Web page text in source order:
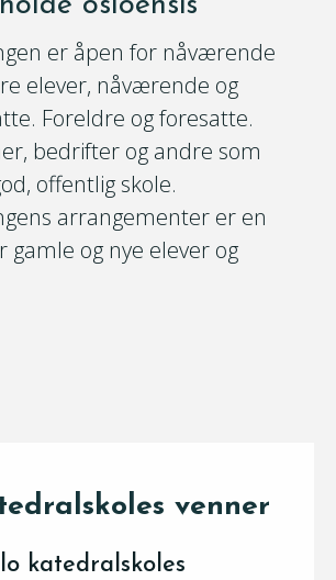
osloensis
er åpen for nåværende
elever, nåværende og
Foreldre og foresatte.
bedrifter og andre som
offentlig skole.
arrangementer er en
gamle og nye elever og
venner
katedralskoles